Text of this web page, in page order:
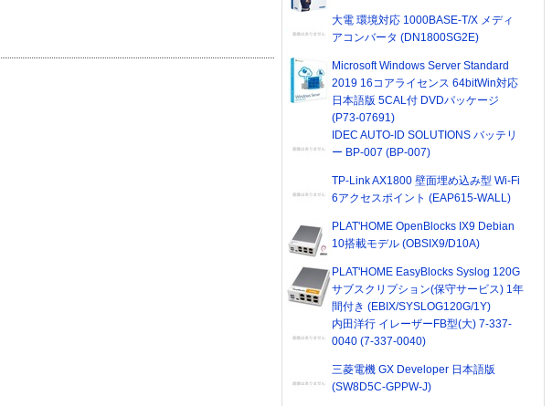
大電 環境対応 1000BASE-T/X メディ
アコンバータ (DN1800SG2E)
Microsoft Windows Server Standard
2019 16コアライセンス 64bitWin対応
日本語版 5CAL付 DVDパッケージ
(P73-07691)
IDEC AUTO-ID SOLUTIONS バッテリ
ー BP-007 (BP-007)
TP-Link AX1800 壁面埋め込み型 Wi-Fi
6アクセスポイント (EAP615-WALL)
PLAT'HOME OpenBlocks IX9 Debian
10搭載モデル (OBSIX9/D10A)
PLAT'HOME EasyBlocks Syslog 120G
サブスクリプション(保守サービス) 1年
間付き (EBIX/SYSLOG120G/1Y)
内田洋行 イレーザーFB型(大) 7-337-
0040 (7-337-0040)
三菱電機 GX Developer 日本語版
(SW8D5C-GPPW-J)